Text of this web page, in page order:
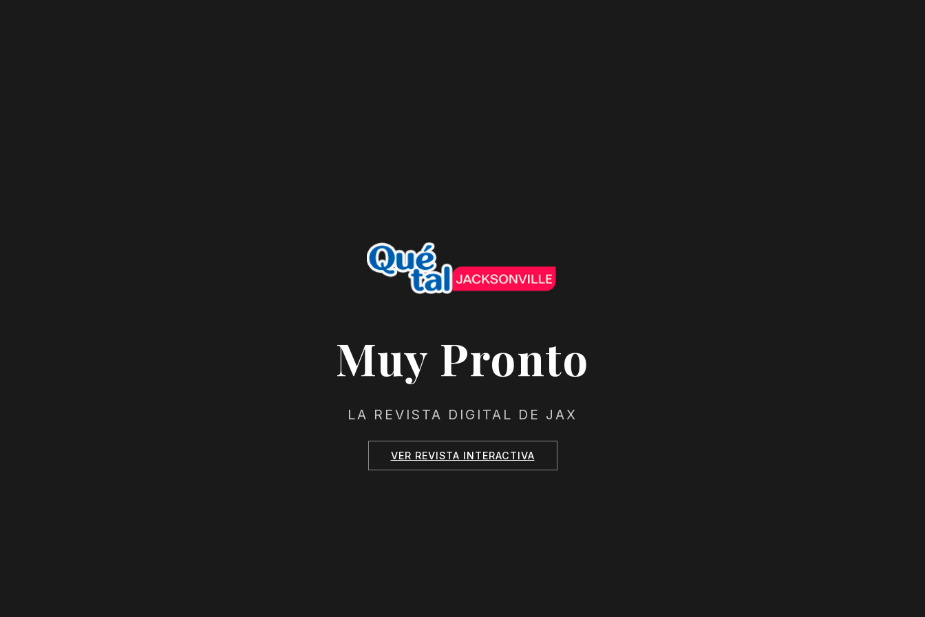
Muy Pronto
LA REVISTA DIGITAL DE JAX
VER REVISTA INTERACTIVA